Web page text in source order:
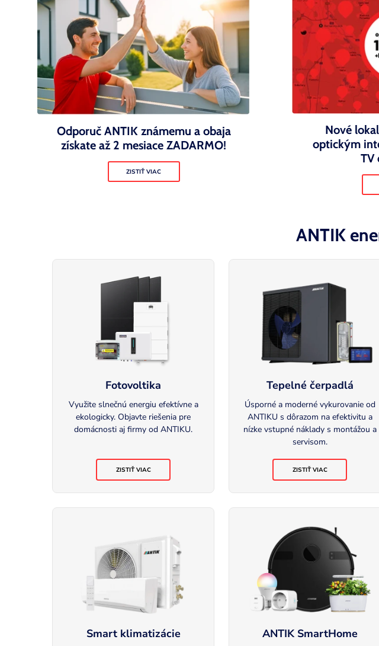
Odporuč ANTIK známemu a obaja
získate až 2 mesiace ZADARMO!
ZISTIŤ VIAC
Nové
optickým
TV
ANTIK
Fotovoltika
Využite slnečnú energiu efektívne a
ekologicky. Objavte riešenia pre
domácnosti aj firmy od ANTIKU.
ZISTIŤ VIAC
Tepelné čerpadlá
Úsporné a moderné vykurovanie od
ANTIKU s dôrazom na efektivitu a
nízke vstupné náklady s montážou a
servisom.
ZISTIŤ VIAC
Smart klimatizácie ANTIK SmartHome